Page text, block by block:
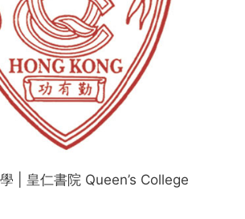
| 皇仁書院 Queen’s College